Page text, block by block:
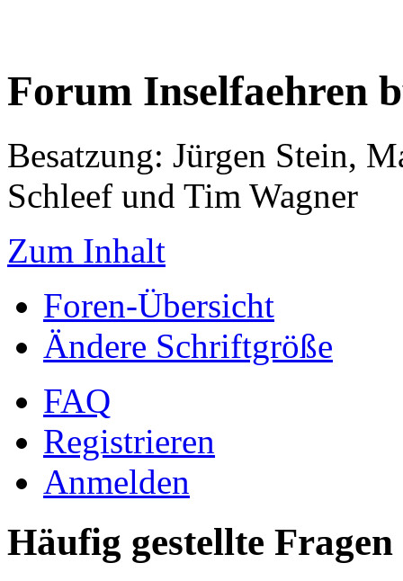
Forum Inselfaehren
Besatzung: Jürgen Stein,
Schleef und Tim Wagner
Zum Inhalt
Foren-Übersicht
Ändere Schriftgröße
FAQ
Registrieren
Anmelden
Häufig gestellte Fragen